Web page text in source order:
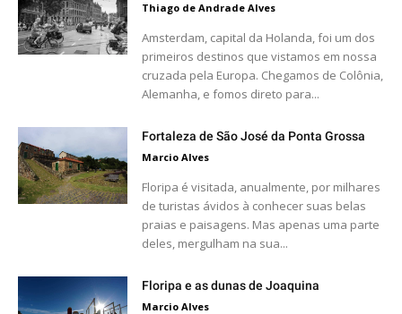
Thiago de Andrade Alves
Amsterdam, capital da Holanda, foi um dos
primeiros destinos que vistamos em nossa
cruzada pela Europa. Chegamos de Colônia,
Alemanha, e fomos direto para...
Fortaleza de São José da Ponta Grossa
Marcio Alves
Floripa é visitada, anualmente, por milhares
de turistas ávidos à conhecer suas belas
praias e paisagens. Mas apenas uma parte
deles, mergulham na sua...
Floripa e as dunas de Joaquina
Marcio Alves